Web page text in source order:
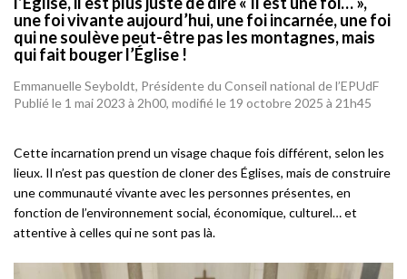
une foi vivante aujourd’hui, une foi incarnée, une foi
qui ne soulève peut-être pas les montagnes, mais
qui fait bouger l’Église !
Emmanuelle Seyboldt, Présidente du Conseil national de l’EPUdF
Publié le 1 mai 2023 à 2h00, modifié le 19 octobre 2025 à 21h45
Cette incarnation prend un visage chaque fois différent, selon les
lieux. Il n’est pas question de cloner des Églises, mais de construire
une communauté vivante avec les personnes présentes, en
fonction de l’environnement social, économique, culturel… et
attentive à celles qui ne sont pas là.